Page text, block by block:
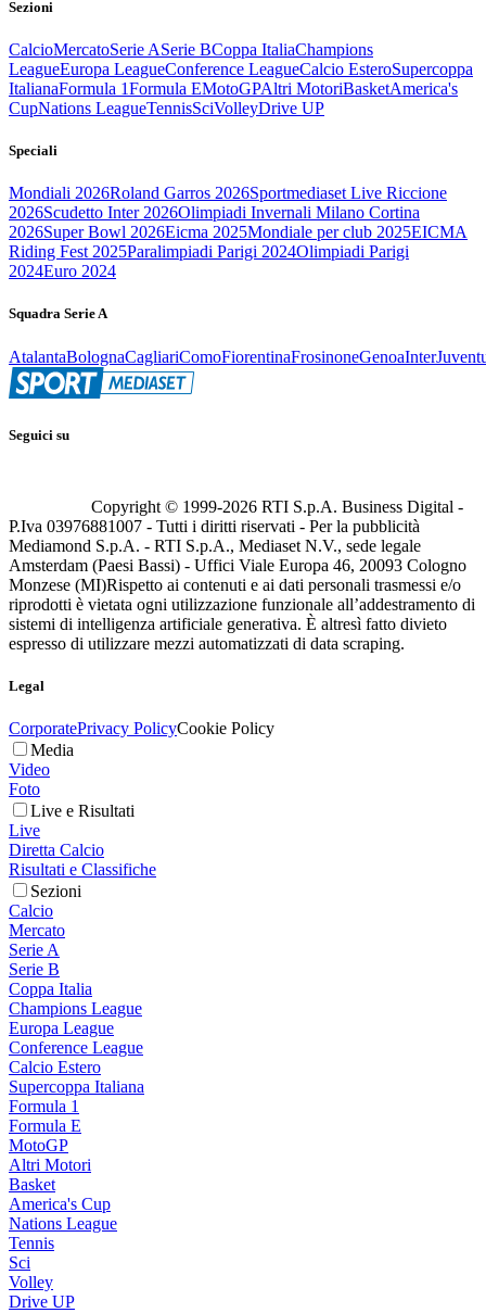
Sezioni
CalcioMercatoSerie ASerie BCoppa ItaliaChampions
LeagueEuropa LeagueConference LeagueCalcio EsteroSupercoppa
ItalianaFormula 1Formula EMotoGPAltri MotoriBasketAmerica's
CupNations LeagueTennisSciVolleyDrive UP
Speciali
Mondiali 2026Roland Garros 2026Sportmediaset Live Riccione
2026Scudetto Inter 2026Olimpiadi Invernali Milano Cortina
2026Super Bowl 2026Eicma 2025Mondiale per club 2025EICMA
Riding Fest 2025Paralimpiadi Parigi 2024Olimpiadi Parigi
2024Euro 2024
Squadra Serie A
AtalantaBolognaCagliariComoFiorentinaFrosinoneGenoaInter
Seguici su
Copyright © 1999-2026 RTI S.p.A. Business Digital -
P.Iva 03976881007 - Tutti i diritti riservati - Per la pubblicità
Mediamond S.p.A. - RTI S.p.A., Mediaset N.V., sede legale
Amsterdam (Paesi Bassi) - Uffici Viale Europa 46, 20093 Cologno
Monzese (MI)Rispetto ai contenuti e ai dati personali trasmessi e/o
riprodotti è vietata ogni utilizzazione funzionale all’addestramento di
sistemi di intelligenza artificiale generativa. È altresì fatto divieto
espresso di utilizzare mezzi automatizzati di data scraping.
Legal
CorporatePrivacy PolicyCookie Policy
Media
Video
Foto
Live e Risultati
Live
Diretta Calcio
Risultati e Classifiche
Sezioni
Calcio
Mercato
Serie A
Serie B
Coppa Italia
Champions League
Europa League
Conference League
Calcio Estero
Supercoppa Italiana
Formula 1
Formula E
MotoGP
Altri Motori
Basket
America's Cup
Nations League
Tennis
Sci
Volley
Drive UP